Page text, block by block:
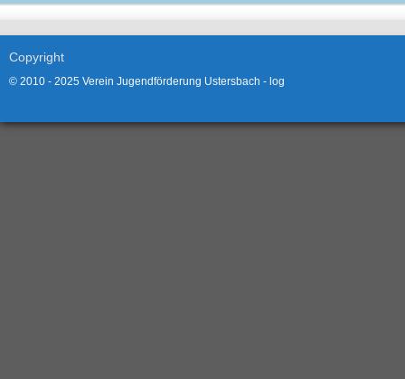
Copyright
© 2010 - 2025 Verein Jugendförderung Ustersbach - log